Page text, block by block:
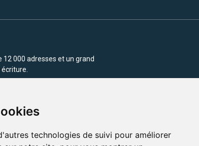
technologies de suivi pour améliorer
000 adresses et un grand